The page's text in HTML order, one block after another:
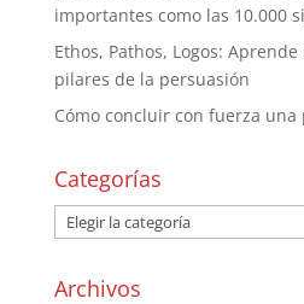
importantes como las 10.000
Ethos, Pathos, Logos:
pilares de la persuasión
Cómo concluir con fuerza una
Categorías
Archivos